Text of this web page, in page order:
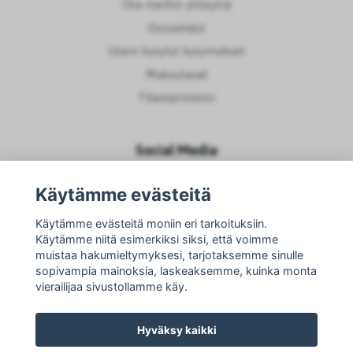
Ota meihin yhteyttä
Ostoehdot
Usein kysytyt kysymykset
Maksutavat
Tilausprosessi
Social Media
Käytämme evästeitä
Käytämme evästeitä moniin eri tarkoituksiin.
Käytämme niitä esimerkiksi siksi, että voimme
muistaa hakumieltymyksesi, tarjotaksemme sinulle
sopivampia mainoksia, laskeaksemme, kuinka monta
vierailijaa sivustollamme käy.
Hyväksy kaikki